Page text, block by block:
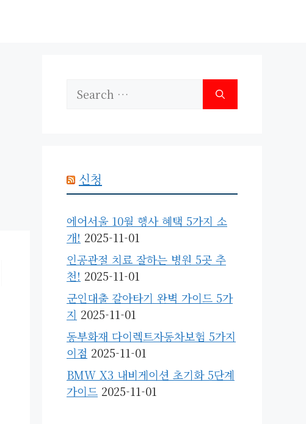
Search
for:
신청
에어서울 10월 행사 혜택 5가지 소
개! 2025-11-01
인공관절 치료 잘하는 병원 5곳 추
천! 2025-11-01
군인대출 갈아타기 완벽 가이드 5가
지 2025-11-01
동부화재 다이렉트자동차보험 5가지
이점 2025-11-01
BMW X3 내비게이션 초기화 5단계
가이드 2025-11-01